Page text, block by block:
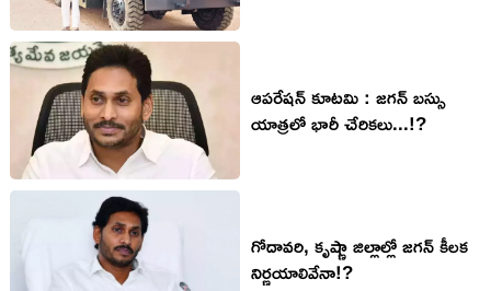
ఆపరేషన్ కూటమి : జగన్ బస్సు
యాత్రలో భారీ చేరికలు...!?
గోదావరి, కృష్ణా జిల్లాల్లో జగన్ కీలక
నిర్ణయాలివేనా!?